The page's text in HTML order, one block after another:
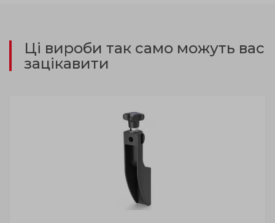
Ці вироби так само можуть вас
зацікавити